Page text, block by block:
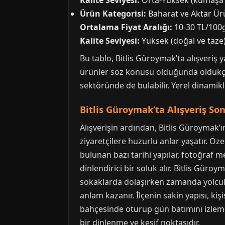
Ürün Kategorisi: Baharat ve Aktar
Ortalama Fiyat Aralığı: 10-30 TL/
Kalite Seviyesi: Yüksek (doğal ve
Bu tablo, Bitlis Güroymak’ta
ürünler söz konusu olduğunda
sektöründe de bulabilir. Yerel
Bitlis Güroymak’ta Alışveriş
Alışverişin ardından, Bitlis
ziyaretçilere huzurlu anlar yaşatır.
bulunan bazı tarihi yapılar, fotoğraf
dinlendirici bir soluk alır. Bitlis
sokaklarda dolaşırken zamanda
anlam kazanır. İlçenin sakin yapısı,
bahçesinde oturup gün batımını
bir dinlenme ve keşif noktasıdır.